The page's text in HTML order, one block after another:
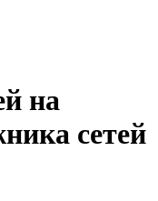
на
сетей